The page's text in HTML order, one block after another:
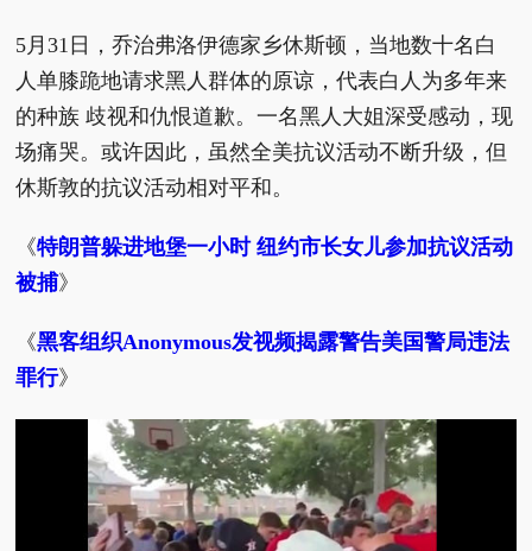
5月31日，乔治弗洛伊德家乡休斯顿，当地数十名白
人单膝跪地请求黑人群体的原谅，代表白人为多年来
的种族 歧视和仇恨道歉。一名黑人大姐深受感动，现
场痛哭。或许因此，虽然全美抗议活动不断升级，但
休斯敦的抗议活动相对平和。
《特朗普躲进地堡一小时 纽约市长女儿参加抗议活动
被捕》
《黑客组织Anonymous发视频揭露警告美国警局违法
罪行》